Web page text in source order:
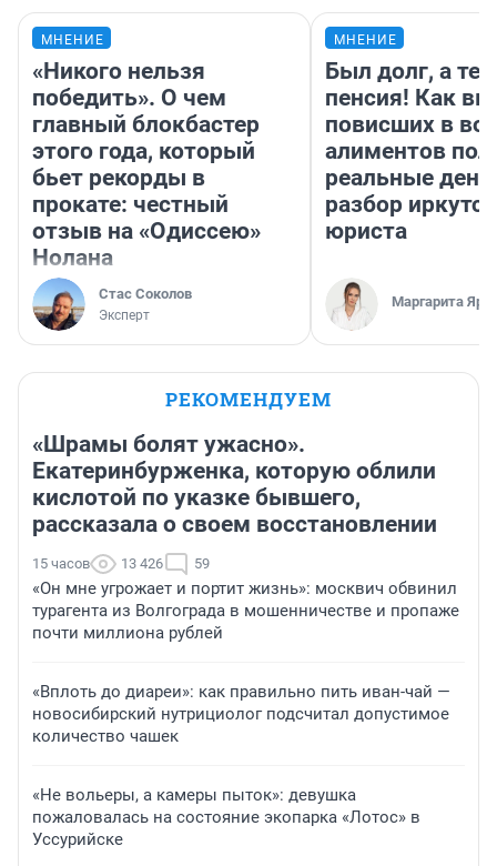
МНЕНИЕ
«Никого нельзя
победить». О чем
главный блокбастер
этого года, который
бьет рекорды в
прокате: честный
отзыв на «Одиссею»
Нолана
Стас Соколов
Эксперт
МНЕНИЕ
Был долг, а
пенсия! Как
повисших в
алиментов
реальные
разбор
юриста
Маргарита
РЕКОМЕНДУЕМ
«Шрамы болят ужасно».
Екатеринбурженка, которую облили
кислотой по указке бывшего,
рассказала о своем восстановлении
15 часов 13 426 59
«Он мне угрожает и портит жизнь»: москвич обвинил
турагента из Волгограда в мошенничестве и пропаже
почти миллиона рублей
«Вплоть до диареи»: как правильно пить иван-чай —
новосибирский нутрициолог подсчитал допустимое
количество чашек
«Не вольеры, а камеры пыток»: девушка
пожаловалась на состояние экопарка «Лотос» в
Уссурийске